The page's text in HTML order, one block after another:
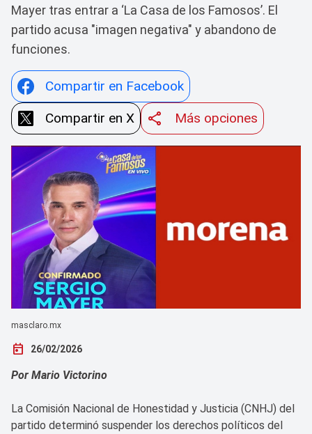
Mayer tras entrar a ‘La Casa de los Famosos’. El
partido acusa "imagen negativa" y abandono de
funciones.
Compartir en Facebook
Compartir en X
Más opciones
masclaro.mx
today 26/02/2026
Por Mario Victorino
La Comisión Nacional de Honestidad y Justicia (CNHJ) del
partido determinó suspender los derechos políticos del